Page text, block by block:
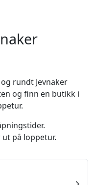
rundt Jevnaker
og finn en butikk i
på loppetur.